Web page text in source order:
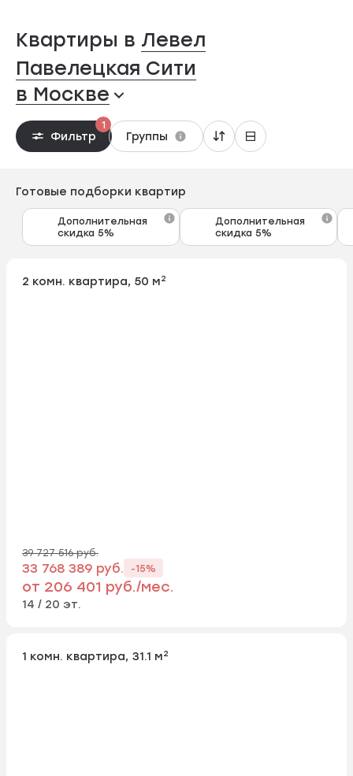
Квартиры в Левел
Павелецкая Сити
в Москве
Фильтр
1
Группы
Готовые подборки квартир
Дополнительная
скидка 5%
Дополнительная
скидка 5%
2 комн. квартира, 50 м2
39 727 516 руб.
33 768 389 руб. -15%
от 206 401 руб./мес.
14 / 20 эт.
1 комн. квартира, 31.1 м2